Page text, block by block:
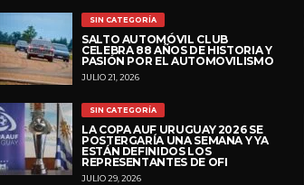
SIN CATEGORÍA
SALTO AUTOMÓVIL CLUB
CELEBRA 88 AÑOS DE HISTORIA Y
PASIÓN POR EL AUTOMOVILISMO
JULIO 21, 2026
SIN CATEGORÍA
LA COPA AUF URUGUAY 2026 SE
POSTERGARÍA UNA SEMANA Y YA
ESTÁN DEFINIDOS LOS
REPRESENTANTES DE OFI
JULIO 29, 2026